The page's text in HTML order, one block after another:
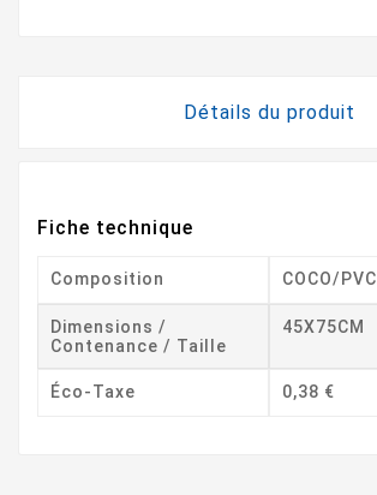
Détails du produit
Fiche technique
Composition COCO/PVC
Dimensions /
Contenance / Taille
45X75CM
Éco-Taxe 0,38 €